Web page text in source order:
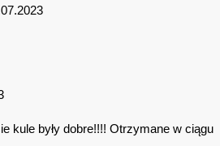
kule były dobre!!!! Otrzymane w ciągu